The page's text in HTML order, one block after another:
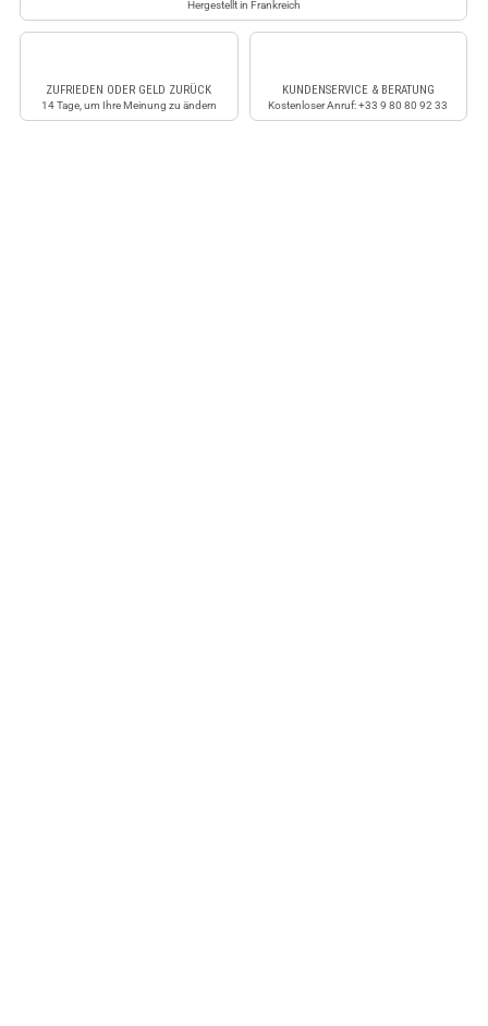
Hergestellt in Frankreich
ZUFRIEDEN ODER GELD ZURÜCK
14 Tage, um Ihre Meinung zu ändern
KUNDENSERVICE & BERATUNG
Kostenloser Anruf: +33 9 80 80 92 33